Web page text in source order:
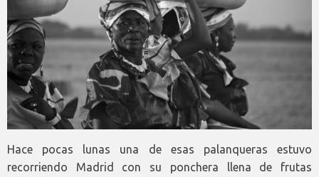
Hace pocas lunas una de esas palanqueras estuvo
recorriendo Madrid con su ponchera llena de frutas